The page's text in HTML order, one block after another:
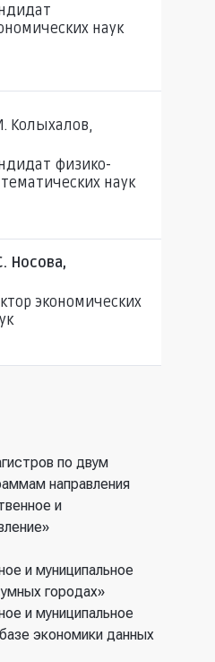
наук
Колыхалов,
физико-
наук
Носова,
экономических
по двум
направления
и
и муниципальное
городах»
и муниципальное
экономики данных